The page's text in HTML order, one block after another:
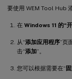
要使用 WEM Tool Hub
在 Windows 11 的“
从“添加应用程序”页
击“添加”。
您可以根据需要在“